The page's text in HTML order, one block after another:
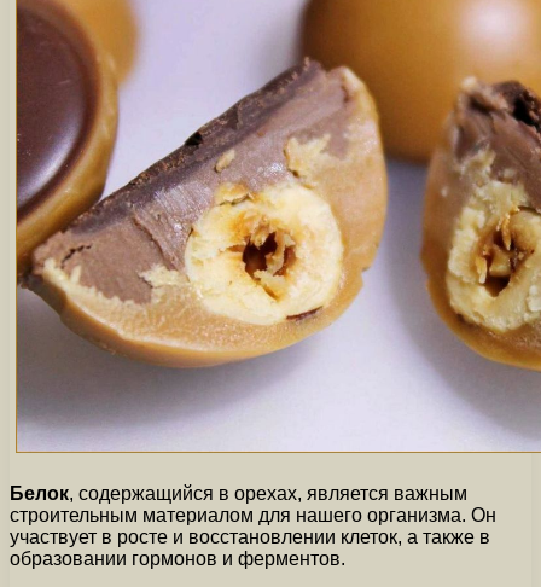
Белок, содержащийся в орехах, является важным
строительным материалом для нашего организма. Он
участвует в росте и восстановлении клеток, а также в
образовании гормонов и ферментов.